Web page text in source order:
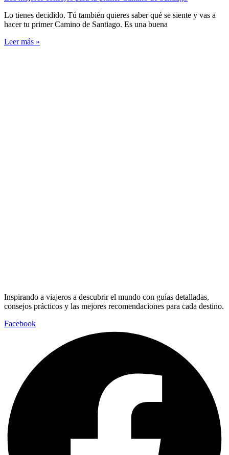
Lo tienes decidido. Tú también quieres saber qué se siente y vas a
hacer tu primer Camino de Santiago. Es una buena
Leer más »
Inspirando a viajeros a descubrir el mundo con guías detalladas,
consejos prácticos y las mejores recomendaciones para cada destino.
Facebook